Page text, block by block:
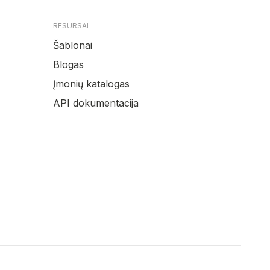
RESURSAI
Šablonai
Blogas
Įmonių katalogas
API dokumentacija